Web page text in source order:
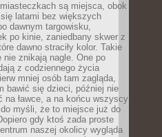
są miejsca, obok
latami bez większych
dawnym targowisku,
po kinie, zaniedbany skwer z
dawno straciły kolor. Takie
nie znikają nagle. One po
z codziennego życia
mniej osób tam zagląda,
bawić się dzieci, później nie
na ławce, a na końcu wszyscy
myśli, że to miejsce już do
gdy ktoś zada proste
naszej okolicy wygląda